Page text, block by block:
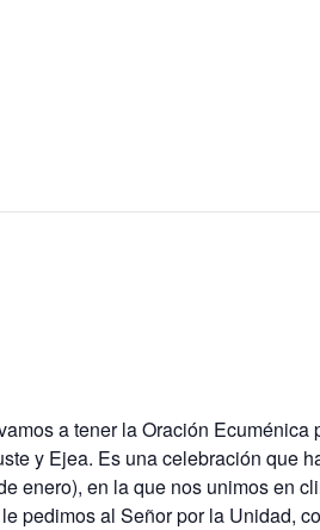
a tener la Oración Ecuménica
y Ejea. Es una celebración que
enero), en la que nos unimos en
pedimos al Señor por la Unidad,